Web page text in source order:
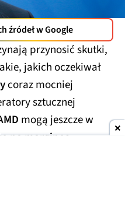
źródeł w Google
przynosić skutki,
jakich oczekiwał
coraz mocniej
sztucznej
mogą jeszcze w
na margines